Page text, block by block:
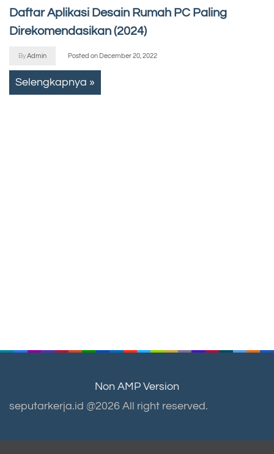
Daftar Aplikasi Desain Rumah PC Paling
Direkomendasikan (2024)
ByAdmin Posted on December 20, 2022
Selengkapnya »
Non AMP Version
seputarkerja.id @2026 All right reserved.